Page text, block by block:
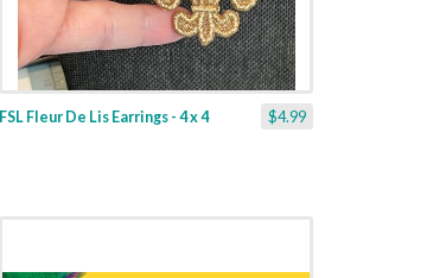
$4.99
FSL Fleur De Lis Earrings - 4 x 4